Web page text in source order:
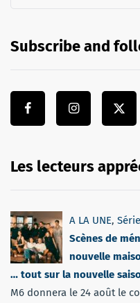
Subscribe and
Les lecteurs
A LA UNE,
Scènes de
nouvelle
… tout sur la nouvelle
M6 donnera le 24 août le